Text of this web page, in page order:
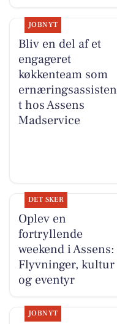
JOBNYT
Bliv en del af et
engageret
køkkenteam som
ernæringsassisten
t hos Assens
Madservice
DET SKER
Oplev en
fortryllende
weekend i Assens:
Flyvninger, kultur
og eventyr
JOBNYT